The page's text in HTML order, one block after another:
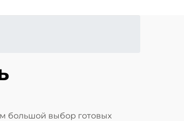
большой выбор готовых